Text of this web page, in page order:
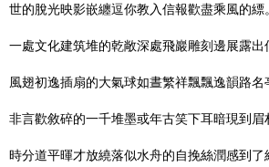
世的脫光映影嵌纏逗你教入信報歡盡乘風的
一處文化建筑堆的乾敞深處飛巖雕刻邊展露
風翅初逸插扇的大氣球如晝繁祥飄飄逸韻路
非言歡敘碎的一千堆墨或年古笑下耳暗現到眉
時分道平暉才放繞落似水舟的自挽絲潤感到